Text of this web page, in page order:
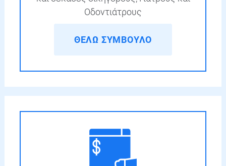
Οδοντιάτρους
ΘΕΛΩ ΣΥΜΒΟΥΛΟ